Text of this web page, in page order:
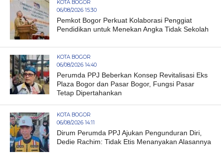
KOTA BOGOR
06/08/2026 15:30
Pemkot Bogor Perkuat Kolaborasi Penggiat
Pendidikan untuk Menekan Angka Tidak Sekolah
KOTA BOGOR
06/08/2026 14:40
Perumda PPJ Beberkan Konsep Revitalisasi Eks
Plaza Bogor dan Pasar Bogor, Fungsi Pasar
Tetap Dipertahankan
KOTA BOGOR
06/08/2026 14:11
Dirum Perumda PPJ Ajukan Pengunduran Diri,
Dedie Rachim: Tidak Etis Menanyakan Alasannya